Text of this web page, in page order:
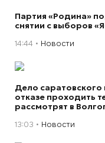
Партия «Родина»
снятии с выборов
14:44 Новости
Дело саратовского
отказе проходить
рассмотрят в
13:03 Новости